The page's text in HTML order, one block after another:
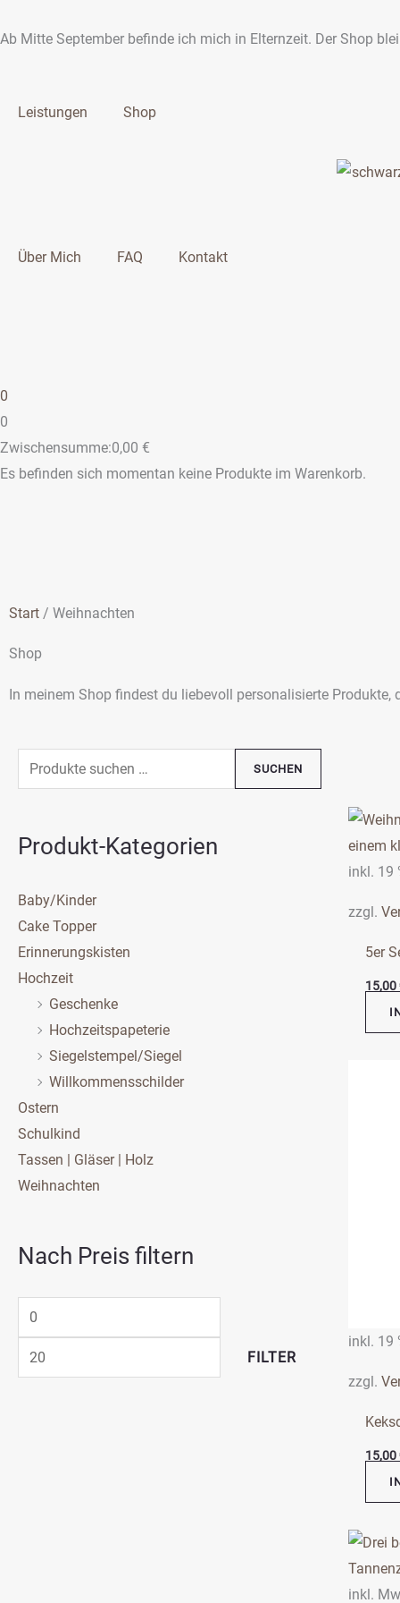
Inhalt
Ab Mitte September befinde ich mich in Elternzeit. Der Shop
Leistungen Shop
Über Mich FAQ Kontakt
0
0
Zwischensumme:0,00 €
Es befinden sich momentan keine Produkte im Warenkorb.
Start / Weihnachten
Shop
In meinem Shop findest du liebevoll personalisierte Produkte,
Suchen
nach:
SUCHEN
Produkt-Kategorien
Baby/Kinder
Cake Topper
Erinnerungskisten
Hochzeit
Geschenke
Hochzeitspapeterie
Siegelstempel/Siegel
Willkommensschilder
Ostern
Schulkind
Tassen | Gläser | Holz
Weihnachten
Nach Preis filtern
Min.
Preis
Preis
FILTER
inkl. 19
zzgl.
5er
15,00
inkl. 19
zzgl.
15,00
inkl.weist